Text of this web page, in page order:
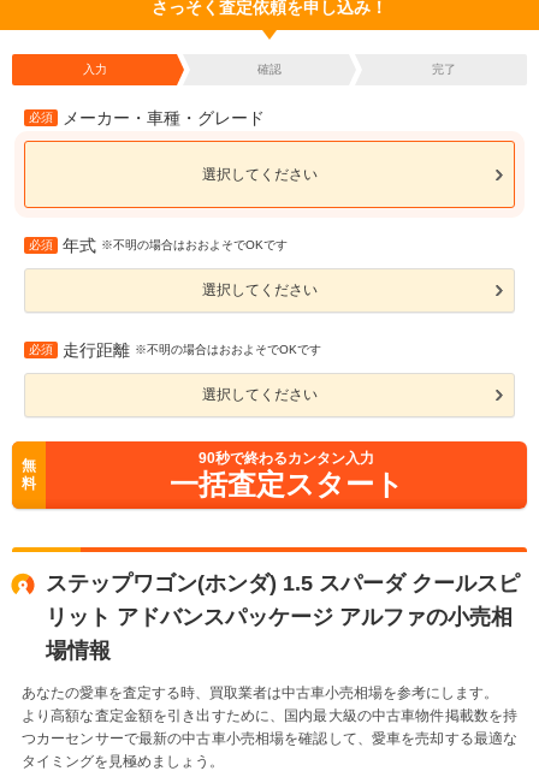
さっそく査定依頼を申し込み！
入力 確認 完了
必須 メーカー・車種・グレード
選択してください
必須 年式 ※不明の場合はおおよそでOKです
選択してください
必須 走行距離 ※不明の場合はおおよそでOKです
選択してください
無
料
90秒で終わるカンタン入力
一括査定スタート
ステップワゴン(ホンダ) 1.5 スパーダ クールスピ
リット アドバンスパッケージ アルファの小売相
場情報
あなたの愛車を査定する時、買取業者は中古車小売相場を参考にします。
より高額な査定金額を引き出すために、国内最大級の中古車物件掲載数を持
つカーセンサーで最新の中古車小売相場を確認して、愛車を売却する最適な
タイミングを見極めましょう。